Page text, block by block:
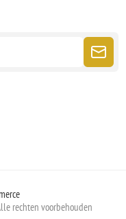
rechten voorbehouden